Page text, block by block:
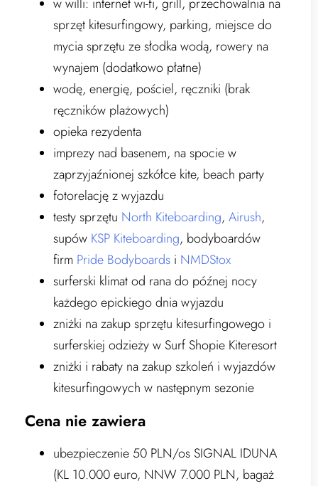
sprzęt kitesurfingowy, parking, miejsce do
mycia sprzętu ze słodka wodą, rowery na
wynajem (dodatkowo płatne)
wodę, energię, pościel, ręczniki (brak
ręczników plażowych)
opieka rezydenta
imprezy nad basenem, na spocie w
zaprzyjaźnionej szkółce kite, beach party
fotorelację z wyjazdu
testy sprzętu North Kiteboarding, Airush,
supów KSP Kiteboarding, bodyboardów
firm Pride Bodyboards i NMDStox
surferski klimat od rana do późnej nocy
każdego epickiego dnia wyjazdu
zniżki na zakup sprzętu kitesurfingowego i
surferskiej odzieży w Surf Shopie Kiteresort
zniżki i rabaty na zakup szkoleń i wyjazdów
kitesurfingowych w następnym sezonie
Cena nie zawiera
ubezpieczenie 50 PLN/os SIGNAL IDUNA
(KL 10.000 euro, NNW 7.000 PLN, bagaż